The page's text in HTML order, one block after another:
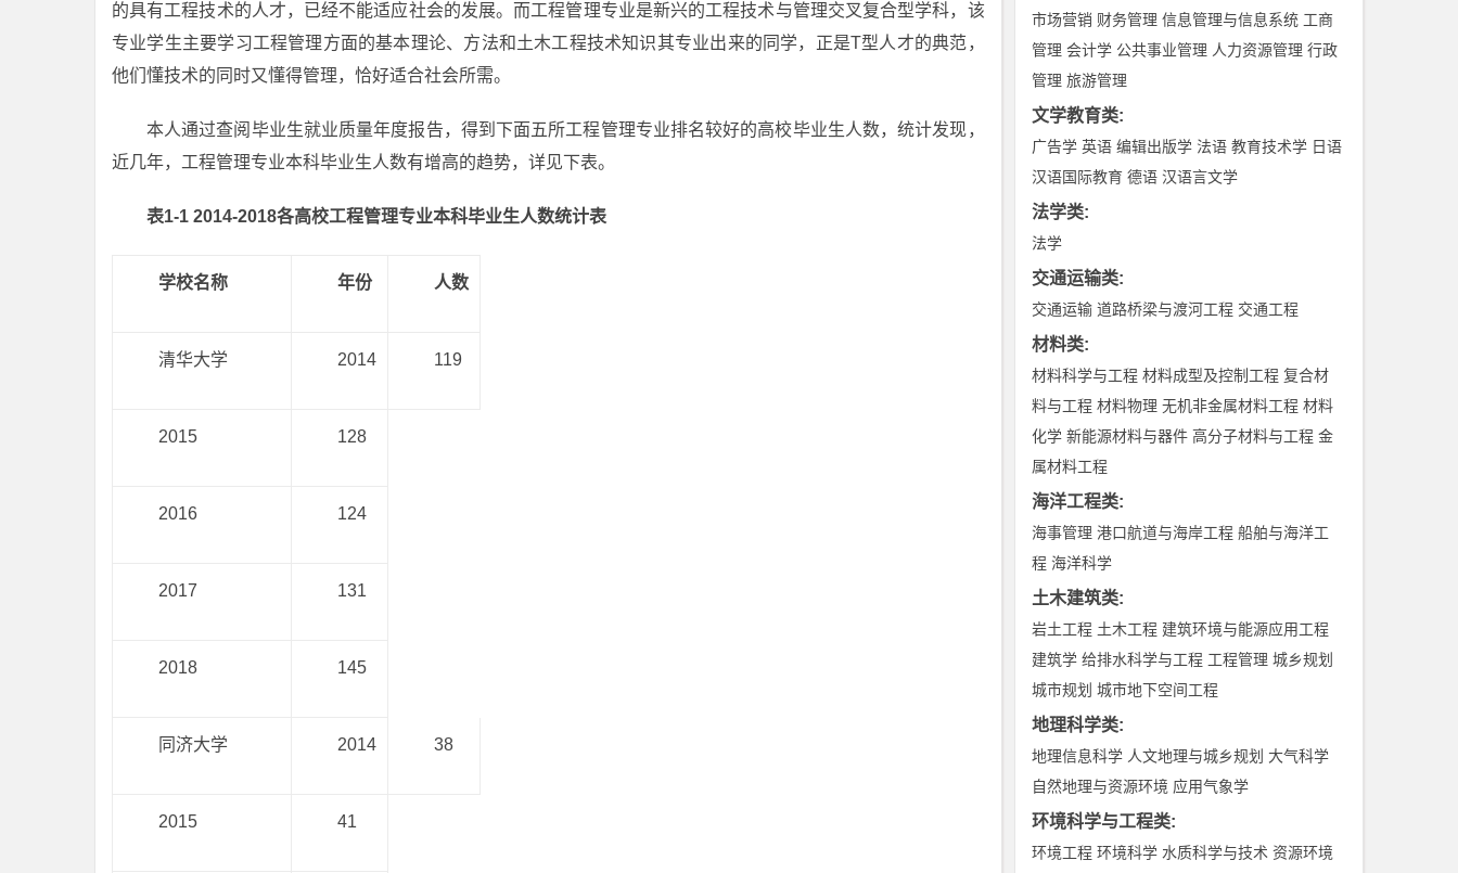
的具有工程技术的人才，已经不能适应社会的发展。而工程管理专业是新兴的工程技术与管理交叉复合型学科，该
专业学生主要学习工程管理方面的基本理论、方法和土木工程技术知识其专业出来的同学，正是T型人才的典范，
他们懂技术的同时又懂得管理，恰好适合社会所需。
本人通过查阅毕业生就业质量年度报告，得到下面五所工程管理专业排名较好的高校毕业生人数，统计发现，
近几年，工程管理专业本科毕业生人数有增高的趋势，详见下表。
表1-1 2014-2018各高校工程管理专业本科毕业生人数统计表
学校名称 年份 人数
清华大学 2014 119
2015 128
2016 124
2017 131
2018 145
同济大学 2014 38
2015 41
市场营销 财务管理 信息管理与信息系统 工商
管理 会计学 公共事业管理 人力资源管理 行政
管理 旅游管理
文学教育类:
广告学 英语 编辑出版学 法语 教育技术学 日语
汉语国际教育 德语 汉语言文学
法学类:
法学
交通运输类:
交通运输 道路桥梁与渡河工程 交通工程
材料类:
材料科学与工程 材料成型及控制工程 复合材
料与工程 材料物理 无机非金属材料工程 材料
化学 新能源材料与器件 高分子材料与工程 金
属材料工程
海洋工程类:
海事管理 港口航道与海岸工程 船舶与海洋工
程 海洋科学
土木建筑类:
岩土工程 土木工程 建筑环境与能源应用工程
建筑学 给排水科学与工程 工程管理 城乡规划
城市规划 城市地下空间工程
地理科学类:
地理信息科学 人文地理与城乡规划 大气科学
自然地理与资源环境 应用气象学
环境科学与工程类:
环境工程 环境科学 水质科学与技术 资源环境